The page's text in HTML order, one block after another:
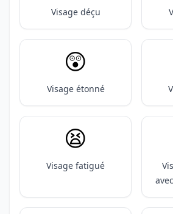
Visage déçu
😲
Visage étonné
😫
Visage fatigué